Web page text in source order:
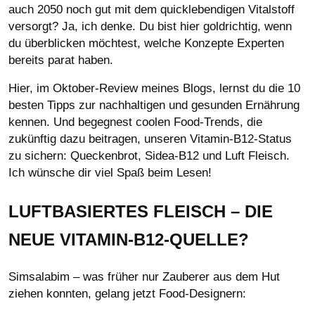
auch 2050 noch gut mit dem quicklebendigen Vitalstoff
versorgt? Ja, ich denke. Du bist hier goldrichtig, wenn
du überblicken möchtest, welche Konzepte Experten
bereits parat haben.
Hier, im Oktober-Review meines Blogs, lernst du die 10
besten Tipps zur nachhaltigen und gesunden Ernährung
kennen. Und begegnest coolen Food-Trends, die
zukünftig dazu beitragen, unseren Vitamin-B12-Status
zu sichern: Queckenbrot, Sidea-B12 und Luft Fleisch.
Ich wünsche dir viel Spaß beim Lesen!
LUFTBASIERTES FLEISCH – DIE
NEUE VITAMIN-B12-QUELLE?
Simsalabim – was früher nur Zauberer aus dem Hut
ziehen konnten, gelang jetzt Food-Designern: